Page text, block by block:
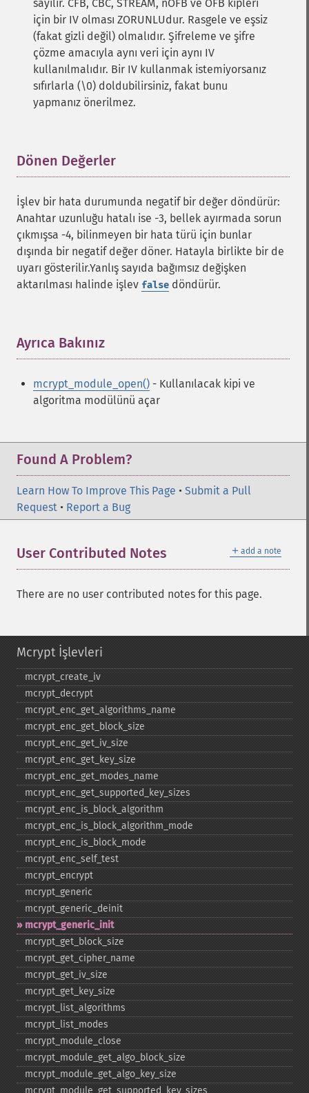
sayılır. CFB, CBC, STREAM, nOFB ve OFB kipleri
için bir IV olması ZORUNLUdur. Rasgele ve eşsiz
(fakat gizli değil) olmalıdır. Şifreleme ve şifre
çözme amacıyla aynı veri için aynı IV
kullanılmalıdır. Bir IV kullanmak istemiyorsanız
sıfırlarla (\0) doldubilirsiniz, fakat bunu
yapmanız önerilmez.
Dönen Değerler
İşlev bir hata durumunda negatif bir değer döndürür:
Anahtar uzunluğu hatalı ise -3, bellek ayırmada sorun
çıkmışsa -4, bilinmeyen bir hata türü için bunlar
dışında bir negatif değer döner. Hatayla birlikte bir de
uyarı gösterilir.Yanlış sayıda bağımsız değişken
aktarılması halinde işlev false döndürür.
Ayrıca Bakınız
mcrypt_module_open() - Kullanılacak kipi ve
algoritma modülünü açar
Found A Problem?
Learn How To Improve This Page • Submit a Pull
Request • Report a Bug
＋ add a note
User Contributed Notes
There are no user contributed notes for this page.
Mcrypt İşlevleri
mcrypt_​create_​iv
mcrypt_​decrypt
mcrypt_​enc_​get_​algorithms_​name
mcrypt_​enc_​get_​block_​size
mcrypt_​enc_​get_​iv_​size
mcrypt_​enc_​get_​key_​size
mcrypt_​enc_​get_​modes_​name
mcrypt_​enc_​get_​supported_​key_​sizes
mcrypt_​enc_​is_​block_​algorithm
mcrypt_​enc_​is_​block_​algorithm_​mode
mcrypt_​enc_​is_​block_​mode
mcrypt_​enc_​self_​test
mcrypt_​encrypt
mcrypt_​generic
mcrypt_​generic_​deinit
mcrypt_​generic_​init
mcrypt_​get_​block_​size
mcrypt_​get_​cipher_​name
mcrypt_​get_​iv_​size
mcrypt_​get_​key_​size
mcrypt_​list_​algorithms
mcrypt_​list_​modes
mcrypt_​module_​close
mcrypt_​module_​get_​algo_​block_​size
mcrypt_​module_​get_​algo_​key_​size
mcrypt_​module_​get_​supported_​key_​sizes